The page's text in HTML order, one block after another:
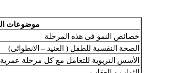
خصائص النمو فى هذه المرحلة
(الصحة النفسية للطفل ( العنيد – الانطوائى
الأسس التربوية للتعامل مع كل مرحلة عمرية